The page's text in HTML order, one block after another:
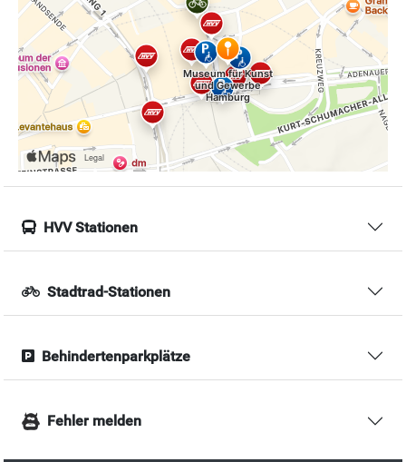
HVV Stationen
Stadtrad-Stationen
Behindertenparkplätze
Fehler melden